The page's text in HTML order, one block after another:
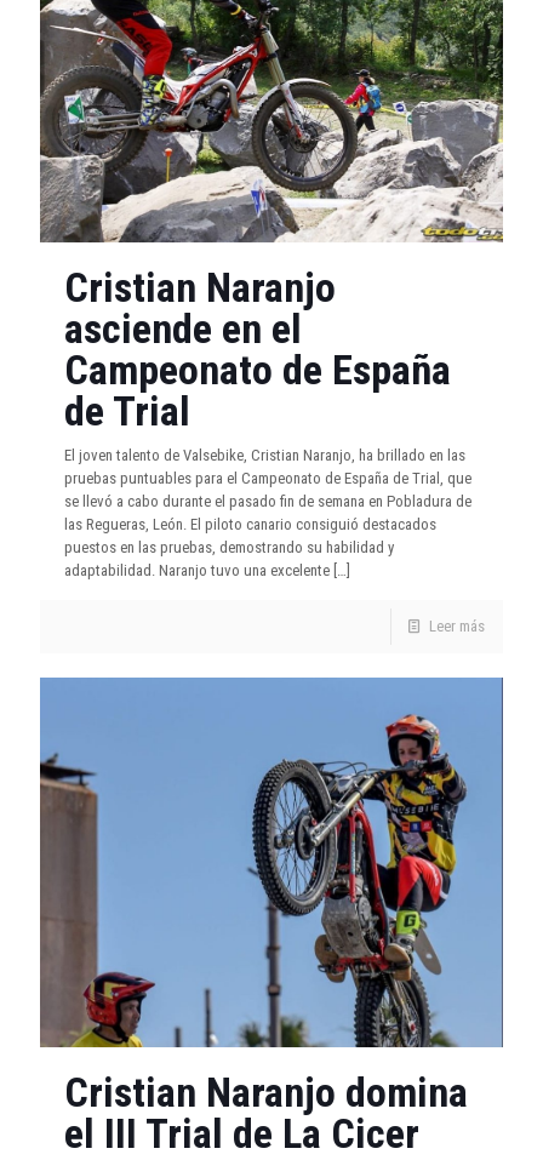
Cristian Naranjo
asciende en el
Campeonato de España
de Trial
El joven talento de Valsebike, Cristian Naranjo, ha brillado en las
pruebas puntuables para el Campeonato de España de Trial, que
se llevó a cabo durante el pasado fin de semana en Pobladura de
las Regueras, León. El piloto canario consiguió destacados
puestos en las pruebas, demostrando su habilidad y
adaptabilidad. Naranjo tuvo una excelente […]
Leer más
Cristian Naranjo domina
el III Trial de La Cicer